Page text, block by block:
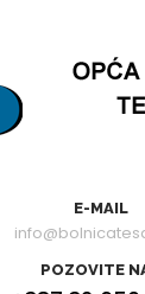
E-MAIL
POZOVITE